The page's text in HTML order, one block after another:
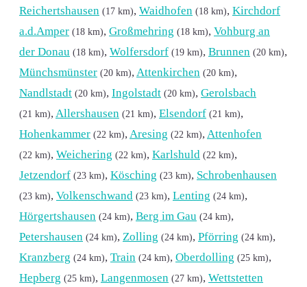
Reichertshausen (17 km), Waidhofen (18 km), Kirchdorf
a.d.Amper (18 km), Großmehring (18 km), Vohburg an
der Donau (18 km), Wolfersdorf (19 km), Brunnen (20 km),
Münchsmünster (20 km), Attenkirchen (20 km),
Nandlstadt (20 km), Ingolstadt (20 km), Gerolsbach
(21 km), Allershausen (21 km), Elsendorf (21 km),
Hohenkammer (22 km), Aresing (22 km), Attenhofen
(22 km), Weichering (22 km), Karlshuld (22 km),
Jetzendorf (23 km), Kösching (23 km), Schrobenhausen
(23 km), Volkenschwand (23 km), Lenting (24 km),
Hörgertshausen (24 km), Berg im Gau (24 km),
Petershausen (24 km), Zolling (24 km), Pförring (24 km),
Kranzberg (24 km), Train (24 km), Oberdolling (25 km),
Hepberg (25 km), Langenmosen (27 km), Wettstetten